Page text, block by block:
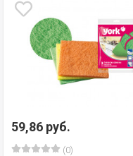
59,86 руб.
(0)